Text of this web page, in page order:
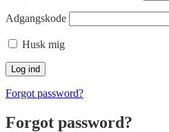
Adgangskode
Husk mig
Forgot password?
Forgot password?